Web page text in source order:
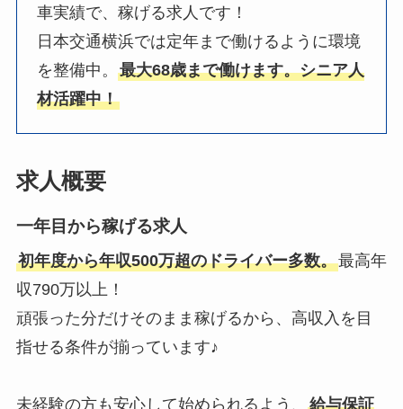
車実績で、稼げる求人です！
日本交通横浜では定年まで働けるように環境
を整備中。最大68歳まで働けます。シニア人
材活躍中！
求人概要
一年目から稼げる求人
初年度から年収500万超のドライバー多数。最高年
収790万以上！
頑張った分だけそのまま稼げるから、高収入を目
指せる条件が揃っています♪
未経験の方も安心して始められるよう、 給与保証